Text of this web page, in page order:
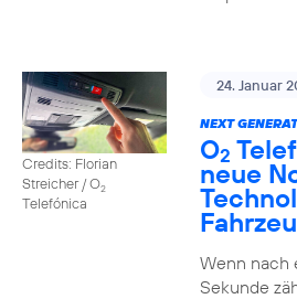
Credits: Florian
Streicher / O2
Telefónica
24. Januar
NEXT
O2
neue
Wenn nach
Sekunde